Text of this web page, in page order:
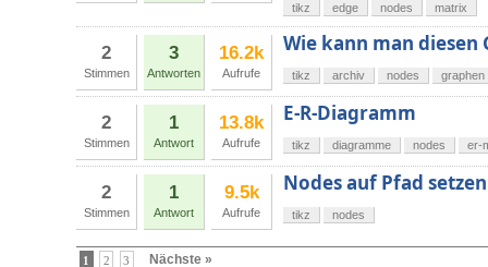
tikz edge nodes matrix
2
Stimmen
3
Antworten
16.2k
Aufrufe
Wie kann man diesen
tikz archiv nodes graphen
2
Stimmen
1
Antwort
13.8k
Aufrufe
E-R-Diagramm
tikz diagramme nodes er-
2
Stimmen
1
Antwort
9.5k
Aufrufe
Nodes auf Pfad
tikz nodes
1 2 3 Nächste »